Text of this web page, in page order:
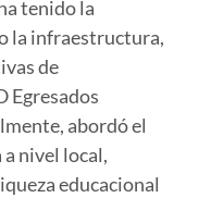
tenido la
la infraestructura,
de
Egresados
abordó el
nivel local,
educacional